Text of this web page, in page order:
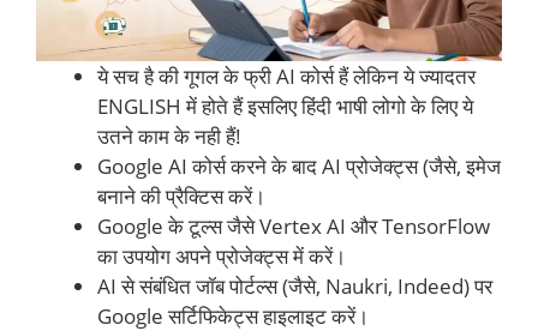
ये सच है की गूगल के फ्री AI कोर्स हैं लेकिन ये ज्यादतर
ENGLISH में होते हैं इसलिए हिंदी भाषी लोगो के लिए ये
उतने काम के नही हैं!
Google AI कोर्स करने के बाद AI प्रोजेक्ट्स (जैसे, इमेज
बनाने की प्रैक्टिस करें।
Google के टूल्स जैसे Vertex AI और TensorFlow
का उपयोग अपने प्रोजेक्ट्स में करें।
AI से संबंधित जॉब पोर्टल्स (जैसे, Naukri, Indeed) पर
Google सर्टिफिकेट्स हाइलाइट करें।